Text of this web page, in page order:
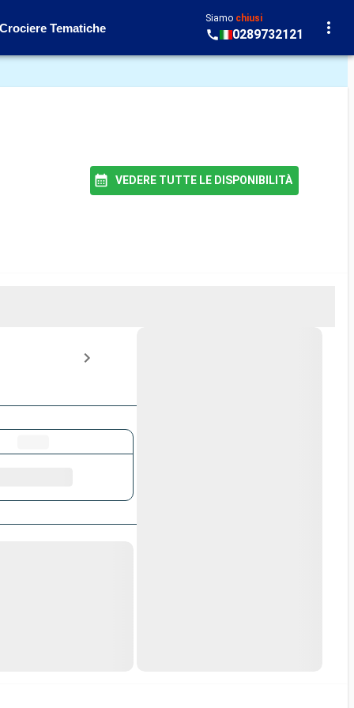
Crociere Tematiche
Siamo chiusi
0289732121
VEDERE TUTTE LE DISPONIBILITÀ